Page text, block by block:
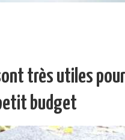
très utiles
budget